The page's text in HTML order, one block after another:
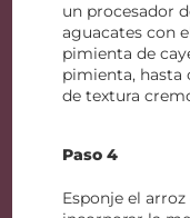
un procesador
aguacates con
pimienta de
pimienta, hasta
de textura
Paso 4
Esponje el